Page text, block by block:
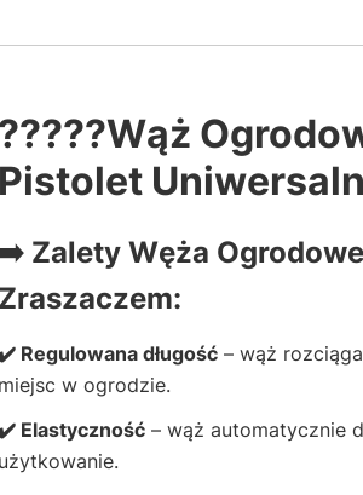
??‍???Wąż
Pistolet
➡️ Zalety Węża
Zraszaczem:
Regulowana długość– wąż
miejsc w ogrodzie.
Elastyczność– wąż automatycznie
użytkowanie.